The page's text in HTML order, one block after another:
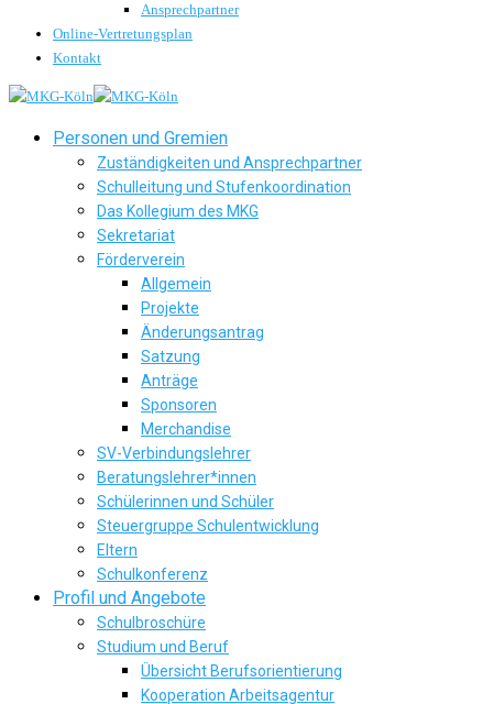
Ansprechpartner
Online-Vertretungsplan
Kontakt
Personen und Gremien
Zuständigkeiten und Ansprechpartner
Schulleitung und Stufenkoordination
Das Kollegium des MKG
Sekretariat
Förderverein
Allgemein
Projekte
Änderungsantrag
Satzung
Anträge
Sponsoren
Merchandise
SV-Verbindungslehrer
Beratungslehrer*innen
Schülerinnen und Schüler
Steuergruppe Schulentwicklung
Eltern
Schulkonferenz
Profil und Angebote
Schulbroschüre
Studium und Beruf
Übersicht Berufsorientierung
Kooperation Arbeitsagentur